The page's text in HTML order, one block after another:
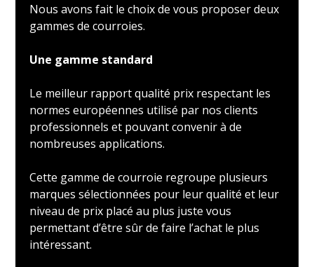
Nous avons fait le choix de vous proposer deux
gammes de courroies.
Une gamme standard
Le meilleur rapport qualité prix respectant les
normes européennes utilisé par nos clients
professionnels et pouvant convenir à de
nombreuses applications.
Cette gamme de courroie regroupe plusieurs
marques sélectionnées pour leur qualité et leur
niveau de prix placé au plus juste vous
permettant d’être sûr de faire l’achat le plus
intéressant.